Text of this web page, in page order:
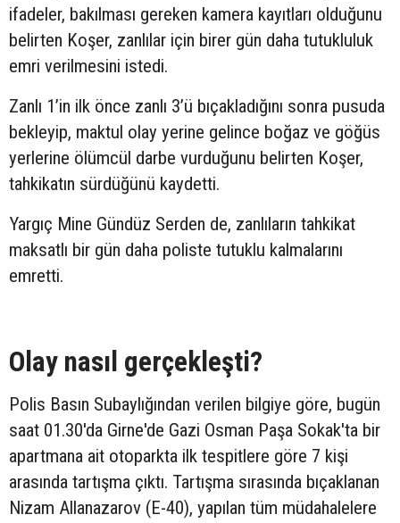
ifadeler, bakılması gereken kamera kayıtları olduğunu
belirten Koşer, zanlılar için birer gün daha tutukluluk
emri verilmesini istedi.
Zanlı 1’in ilk önce zanlı 3’ü bıçakladığını sonra pusuda
bekleyip, maktul olay yerine gelince boğaz ve göğüs
yerlerine ölümcül darbe vurduğunu belirten Koşer,
tahkikatın sürdüğünü kaydetti.
Yargıç Mine Gündüz Serden de, zanlıların tahkikat
maksatlı bir gün daha poliste tutuklu kalmalarını
emretti.
Olay nasıl gerçekleşti?
Polis Basın Subaylığından verilen bilgiye göre, bugün
saat 01.30'da Girne'de Gazi Osman Paşa Sokak'ta bir
apartmana ait otoparkta ilk tespitlere göre 7 kişi
arasında tartışma çıktı. Tartışma sırasında bıçaklanan
Nizam Allanazarov (E-40), yapılan tüm müdahalelere